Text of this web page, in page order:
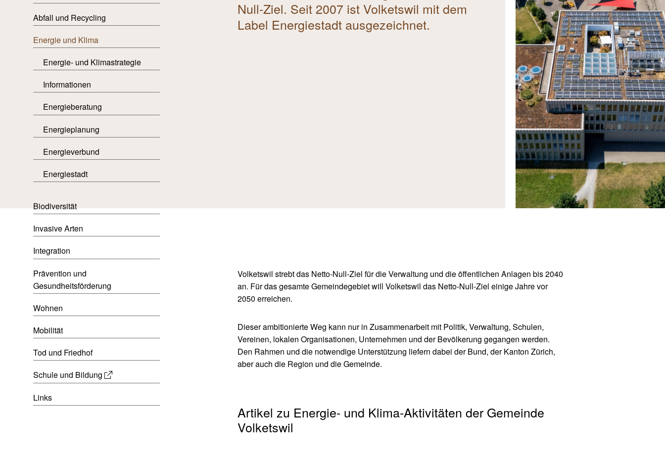
Abfall und Recycling
Energie und Klima
Energie- und Klimastrategie
Informationen
Energieberatung
Energieplanung
Energieverbund
Energiestadt
Biodiversität
Invasive Arten
Integration
Prävention und
Gesundheitsförderung
Wohnen
Mobilität
Tod und Friedhof
Schule und Bildung
Links
Null-Ziel. Seit 2007 ist Volketswil mit dem
Label Energiestadt ausgezeichnet.
Volketswil strebt das Netto-Null-Ziel für die Verwaltung und die öffentlichen Anlagen bis 2040
an. Für das gesamte Gemeindegebiet will Volketswil das Netto-Null-Ziel einige Jahre vor
2050 erreichen.
Dieser ambitionierte Weg kann nur in Zusammenarbeit mit Politik, Verwaltung, Schulen,
Vereinen, lokalen Organisationen, Unternehmen und der Bevölkerung gegangen werden.
Den Rahmen und die notwendige Unterstützung liefern dabei der Bund, der Kanton Zürich,
aber auch die Region und die Gemeinde.
Artikel zu Energie- und Klima-Aktivitäten der Gemeinde
Volketswil